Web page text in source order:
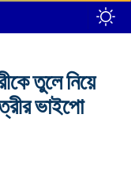
তুলে নিয়ে
ভাইপো